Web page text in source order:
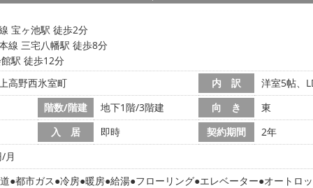
宝ヶ池駅 徒歩2分
線 三宅八幡駅 徒歩8分
駅 徒歩12分
高野西氷室町 内 訳
洋室5帖、
階数/階建 地下1階/3階建 向 き 東
入 居 即時 契約期間 2年
月
都市ガス 冷房 暖房 給湯 フローリング エレベーター オートロ